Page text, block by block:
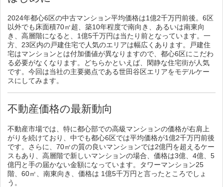
2024年都心6区の中古マンション平均価格は1億2千万円前後。6区
以外でも床面積70㎡超、築10年程度で南向き、あるいは南東向
き、高層階になると、1億5千万円は当たり前となっています。一
方、23区内の戸建住宅で人気のエリアは幅広くあります。戸建住
宅はマンションとは付加価値が異なりますので、都心6区にこだわ
る必要がなくなります。どちらかといえば、閑静な住宅街が人気
です。今回は当社の主要拠点である世田谷区エリアをモデルケー
スにしてみます。
不動産価格の最新動向
不動産市場では、特に都心部での高級マンションの価格が右肩上
がりを続けており、中でも都心6区では平均価格が1億2千万円前後
です。さらに、70㎡の質の良いマンションでは2億円を超えるケー
スもあり、高層階で新しいマンションの場合、価格は3億、4億、5
億円と手の届かない金額になっています。タワーマンション25
階、60㎡、南東向き、価格は 1億5千万円と言ったところでしょ
う。